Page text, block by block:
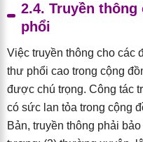
2.4. Truyền
phổi
Việc truyền thông cho các
thư phổi cao trong cộng
được chú trọng. Công tác
có sức lan tỏa trong cộng
Bản, truyền thông phải